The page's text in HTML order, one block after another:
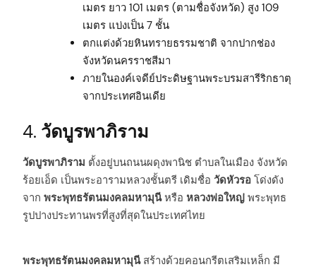
เมตร ยาว 101 เมตร (ตามชื่อจังหวัด) สูง 109
เมตร แบ่งเป็น 7 ชั้น
ตกแต่งด้วยหินทรายธรรมชาติ จากปากช่อง
จังหวัดนครราชสีมา
ภายในองค์เจดีย์ประดิษฐานพระบรมสารีริกธาตุ
จากประเทศอินเดีย
4. วัดบูรพาภิราม
วัดบูรพาภิราม ตั้งอยู่บนถนนผดุงพานิช ตำบลในเมือง จังหวัด
ร้อยเอ็ด เป็นพระอารามหลวงชั้นตรี เดิมชื่อ วัดหัวรอ โด่งดัง
จาก พระพุทธรัตนมงคลมหามุนีหรือ หลวงพ่อใหญ่ พระพุทธ
รูปปางประทานพรที่สูงที่สุดในประเทศไทย
พระพุทธรัตนมงคลมหามุนีสร้างด้วยคอนกรีตเสริมเหล็ก มี